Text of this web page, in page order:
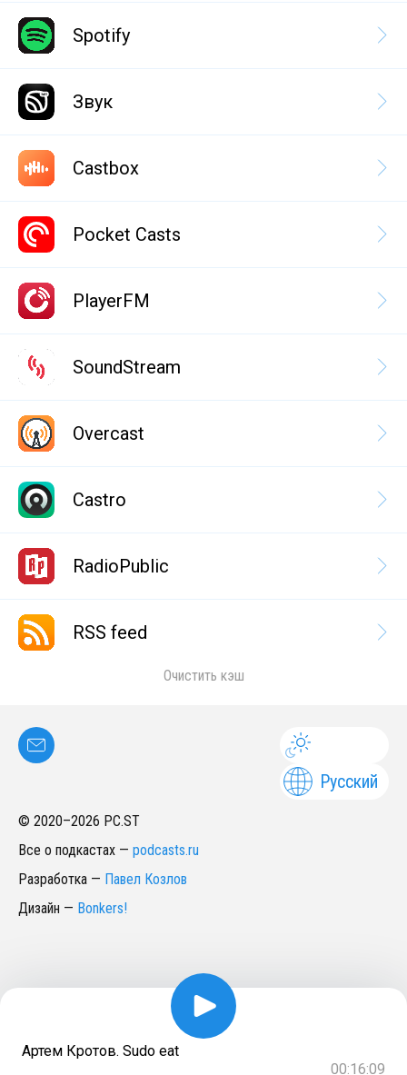
Spotify
Звук
Castbox
Pocket Casts
PlayerFM
SoundStream
Overcast
Castro
RadioPublic
RSS feed
Очистить кэш
Русский
© 2020–2026 PC.ST
Все о подкастах — podcasts.ru
Разработка — Павел Козлов
Дизайн — Bonkers!
Артем Кротов. Sudo eat
00:16:09